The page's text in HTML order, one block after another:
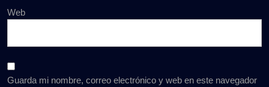
Web
Guarda mi nombre, correo electrónico y web en este navegador